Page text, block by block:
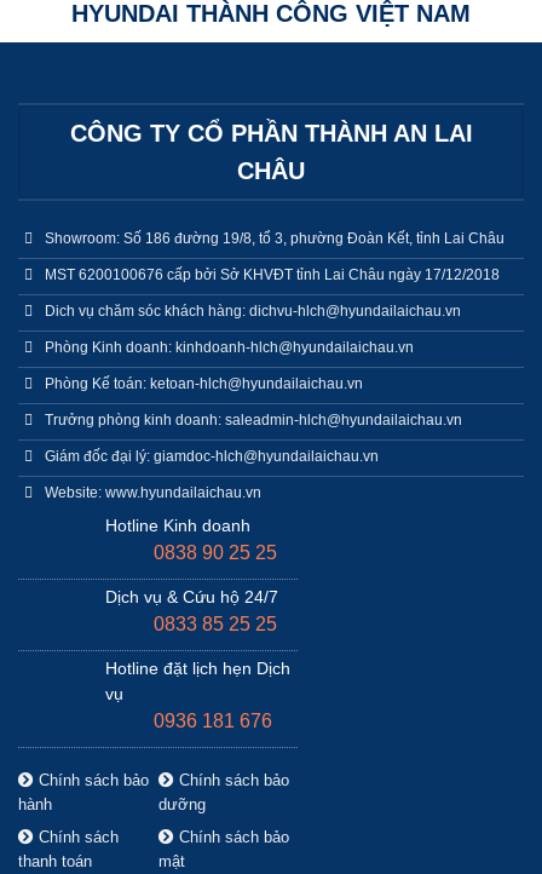
HYUNDAI THÀNH CÔNG VIỆT NAM
CÔNG TY CỔ PHẦN THÀNH AN LAI
CHÂU
Showroom: Số 186 đường 19/8, tổ 3, phường Đoàn Kết, tỉnh Lai Châu
MST 6200100676 cấp bởi Sở KHVĐT tỉnh Lai Châu ngày 17/12/2018
Dich vụ chăm sóc khách hàng: dichvu-hlch@hyundailaichau.vn
Phòng Kinh doanh: kinhdoanh-hlch@hyundailaichau.vn
Phòng Kế toán: ketoan-hlch@hyundailaichau.vn
Trưởng phòng kinh doanh: saleadmin-hlch@hyundailaichau.vn
Giám đốc đại lý: giamdoc-hlch@hyundailaichau.vn
Website: www.hyundailaichau.vn
Hotline Kinh doanh
0838 90 25 25
Dịch vụ & Cứu hộ 24/7
0833 85 25 25
Hotline đặt lịch hẹn Dịch
vụ
0936 181 676
Chính sách bảo
hành
Chính sách bảo
dưỡng
Chính sách
thanh toán
Chính sách bảo
mật